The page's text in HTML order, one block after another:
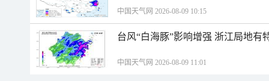
中国天气网 2026-08-09 10:15
台风“白海豚”影响增强 浙江局地有
中国天气网 2026-08-09 11:01